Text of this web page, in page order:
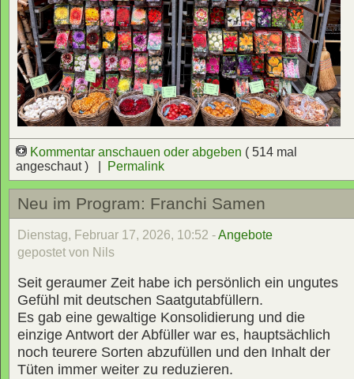
Kommentar anschauen oder abgeben ( 514 mal
angeschaut ) |
Permalink
Neu im Program: Franchi Samen
Dienstag, Februar 17, 2026, 10:52 -Angebote
gepostet von Nils
Seit geraumer Zeit habe ich persönlich ein ungutes
Gefühl mit deutschen Saatgutabfüllern.
Es gab eine gewaltige Konsolidierung und die
einzige Antwort der Abfüller war es, hauptsächlich
noch teurere Sorten abzufüllen und den Inhalt der
Tüten immer weiter zu reduzieren.